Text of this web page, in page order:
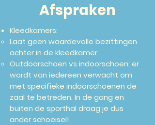
Afspraken
Kleedkamers:
Laat geen waardevolle bezittingen
achter in de kleedkamer​
Outdoorschoen vs indoorschoen: er
wordt van iedereen verwacht om
met specifieke indoorschoenen de
zaal te betreden. In de gang en
buiten de sporthal draag je dus
ander schoeisel!